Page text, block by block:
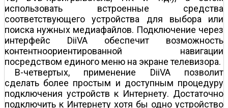
использовать встроенные средства
соответствующего устройства для выбора или
поиска нужных медиафайлов. Подключение через
интерфейс DiiVA обеспечит возможность
контентно­ориентированной навигации
посредством единого меню на экране телевизора.
В-четвертых, применение DiiVA позволит
сделать более простым и доступным процедуру
подключения устройств к Интернету. Достаточно
подключить к Интернету хотя бы одно устройство